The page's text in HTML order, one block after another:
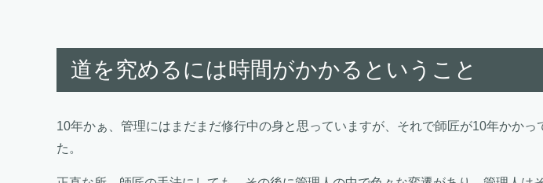
道を究めるには時間がかかるということ
10年かぁ、管理にはまだまだ修行中の身と思っていますが、それで師匠が10年かかっ
た。